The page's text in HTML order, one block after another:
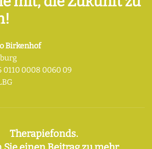
Birkenhof
0110 0008 0060 09
Therapiefonds.